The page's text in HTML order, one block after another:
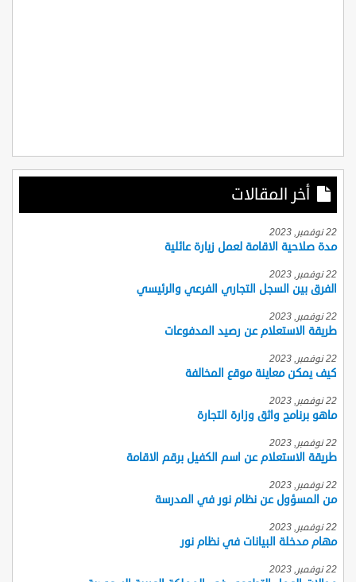
أخر المقالات
22 نوفمبر, 2023
مدة صلاحية الاقامة لعمل زيارة عائلية
22 نوفمبر, 2023
الفرق بين السجل التجاري الفرعي والرئيسي
22 نوفمبر, 2023
طريقة الاستعلام عن رصيد المدفوعات
22 نوفمبر, 2023
كيف يمكن معاينة موقع المخالفة
22 نوفمبر, 2023
ماهو برنامج واثق وزارة التجارة
22 نوفمبر, 2023
طريقة الاستعلام عن اسم الكفيل برقم الاقامة
22 نوفمبر, 2023
من المسؤول عن نظام نور في المدرسة
22 نوفمبر, 2023
مهام مدخلة البيانات في نظام نور
22 نوفمبر, 2023